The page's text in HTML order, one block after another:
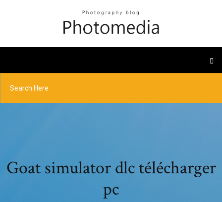
Goat simulator dlc télécharger
pc